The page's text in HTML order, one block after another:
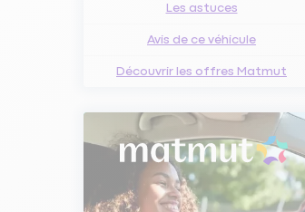
Les astuces
Avis de ce véhicule
Découvrir les offres Matmut